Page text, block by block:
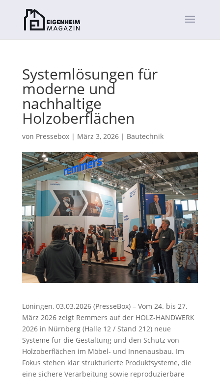
Systemlösungen für
moderne und
nachhaltige
Holzoberflächen
von Pressebox| März 3, 2026| Bautechnik
Löningen, 03.03.2026 (PresseBox) – Vom 24. bis 27.
März 2026 zeigt Remmers auf der HOLZ-HANDWERK
2026 in Nürnberg (Halle 12 / Stand 212) neue
Systeme für die Gestaltung und den Schutz von
Holzoberflächen im Möbel- und Innenausbau. Im
Fokus stehen klar strukturierte Produktsysteme, die
eine sichere Verarbeitung sowie reproduzierbare